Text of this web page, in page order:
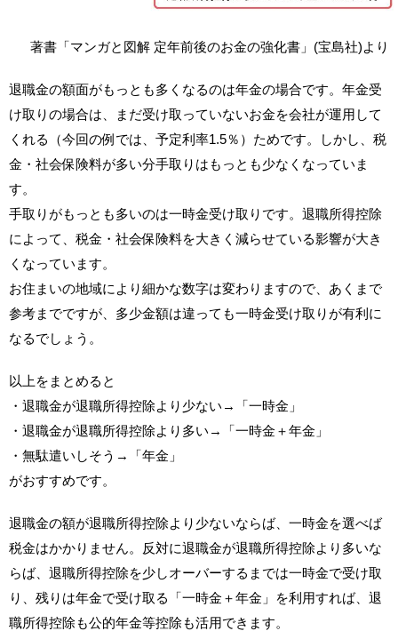
著書「マンガと図解 定年前後のお金の強化書」(宝島社)より
退職金の額面がもっとも多くなるのは年金の場合です。年金受
け取りの場合は、まだ受け取っていないお金を会社が運用して
くれる（今回の例では、予定利率1.5％）ためです。しかし、税
金・社会保険料が多い分手取りはもっとも少なくなっていま
す。
手取りがもっとも多いのは一時金受け取りです。退職所得控除
によって、税金・社会保険料を大きく減らせている影響が大き
くなっています。
お住まいの地域により細かな数字は変わりますので、あくまで
参考までですが、多少金額は違っても一時金受け取りが有利に
なるでしょう。
以上をまとめると
・退職金が退職所得控除より少ない→「一時金」
・退職金が退職所得控除より多い→「一時金＋年金」
・無駄遣いしそう→「年金」
がおすすめです。
退職金の額が退職所得控除より少ないならば、一時金を選べば
税金はかかりません。反対に退職金が退職所得控除より多いな
らば、退職所得控除を少しオーバーするまでは一時金で受け取
り、残りは年金で受け取る「一時金＋年金」を利用すれば、退
職所得控除も公的年金等控除も活用できます。